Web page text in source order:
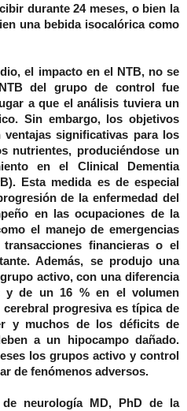
durante 24 meses, o bien la
una bebida isocalórica como
el impactoen el NTB, no se
del grupo de control fue
a que el análisis tuviera un
Sin embargo, los objetivos
ventajas significativas para los
nutrientes, produciéndose un
en el Clinical Dementia
Esta medida es de especial
de la enfermedad del
en las ocupaciones de la
el manejo de emergencias
financieras o el
Además, se produjo una
activo, con una diferencia
y de un 16 % en el volumen
progresiva es típica de
y muchos de los déficits de
a un hipocampo dañado.
los grupos activo y control
de fenómenos adversos.
de neurología MD, PhD de la